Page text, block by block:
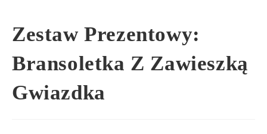
Zestaw Prezentowy:
Bransoletka Z Zawieszką
Gwiazdka